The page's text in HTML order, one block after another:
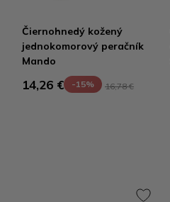
Čiernohnedý kožený
jednokomorový peračník
Mando
14,26 € -15% 16,78 €